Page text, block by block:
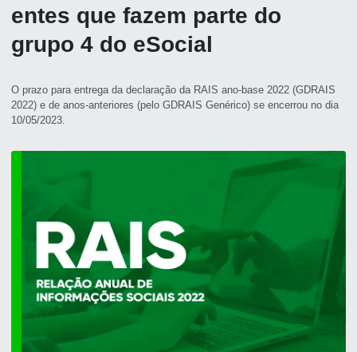
entes que fazem parte do
grupo 4 do eSocial
O prazo para entrega da declaração da RAIS ano-base 2022 (GDRAIS
2022) e de anos-anteriores (pelo GDRAIS Genérico) se encerrou no dia
10/05/2023.